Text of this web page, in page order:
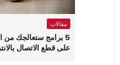
مقالات
5 برامج ستعالجك
على قطع الاتصال